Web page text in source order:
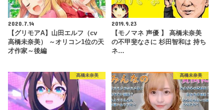
2020.7.14
【グリモアA】山田エルフ（cv
高橋未奈美） ～オリコン1位の天
才作家～後編
2019.9.23
【モノマネ 声優 】 高橋未奈美
の不甲斐なさに 杉田智和は 持ち
ネ…
高橋未奈美 高橋未奈美